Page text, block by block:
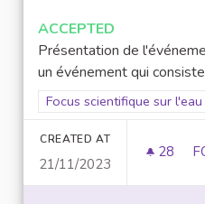
ACCEPTED
Présentation de
un événement qui
Filter results for scope:
Focus scientifique sur l'eau
CREATED AT
21/11/2023
28